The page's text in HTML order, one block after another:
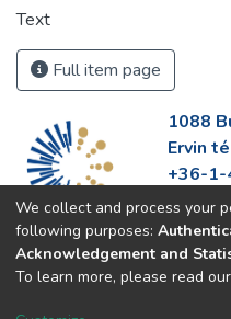
Text
Full item page
1088
Ervin
+36-
We collect and process your
following purposes:
Acknowledgement and
To learn more, please read our